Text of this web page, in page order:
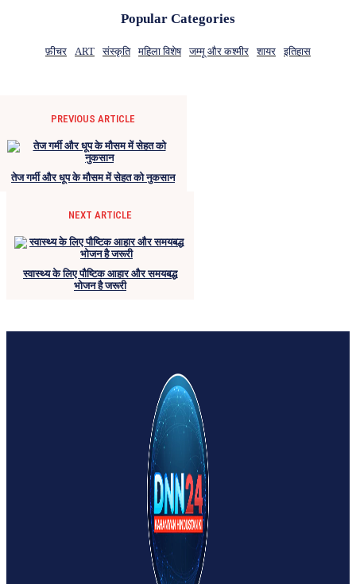
Popular Categories
फ़ीचर ART संस्कृति महिला विशेष जम्मू और कश्मीर शायर इतिहास
PREVIOUS ARTICLE
तेज गर्मी और धूप के मौसम में सेहत को नुकसान
NEXT ARTICLE
स्वास्थ्य के लिए पौष्टिक आहार और समयबद्ध
भोजन है जरूरी